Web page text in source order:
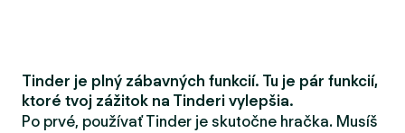
Tinder je plný zábavných funkcií. Tu je pár funkcií,
ktoré tvoj zážitok na Tinderi vylepšia.
Po prvé, používať Tinder je skutočne hračka. Musíš